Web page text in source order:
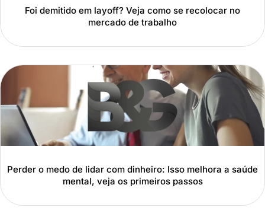
Foi demitido em layoff? Veja como se recolocar no
mercado de trabalho
Perder o medo de lidar com dinheiro: Isso melhora a saúde
mental, veja os primeiros passos